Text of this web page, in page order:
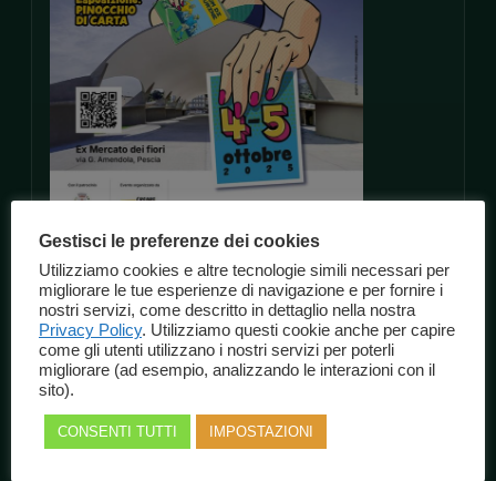
Pescia di Carta – Libri, Fumetti e
Figurine
Pescia di Carta 2025 Mostra Mercato del Libro,
Fumetto e Illustrazione 📅 4–5 Ottobre 2025 🎟️
Ingresso gratuito 📍 Pescia (PT) Sabato 4 e
Domenica 5 ottobre 2025 – Ex Mercato dei
Gestisci le preferenze dei cookies
Utilizziamo cookies e altre tecnologie simili necessari per
migliorare le tue esperienze di navigazione e per fornire i
nostri servizi, come descritto in dettaglio nella nostra
Privacy Policy. Utilizziamo questi cookie anche per capire
come gli utenti utilizzano i nostri servizi per poterli
migliorare (ad esempio, analizzando le interazioni con il
sito).
CONSENTI TUTTI IMPOSTAZIONI